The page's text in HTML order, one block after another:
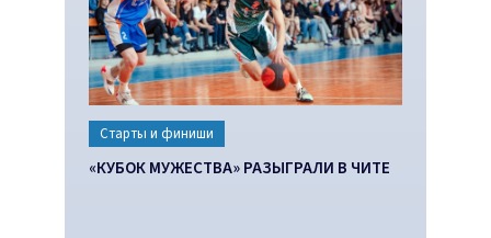
Старты и финиши
«КУБОК МУЖЕСТВА» РАЗЫГРАЛИ В ЧИТЕ